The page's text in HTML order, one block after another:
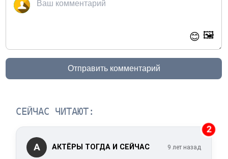
😊 🖼️
Отправить комментарий
СЕЙЧАС ЧИТАЮТ:
2
А АКТЁРЫ ТОГДА И СЕЙЧАС 9 лет назад